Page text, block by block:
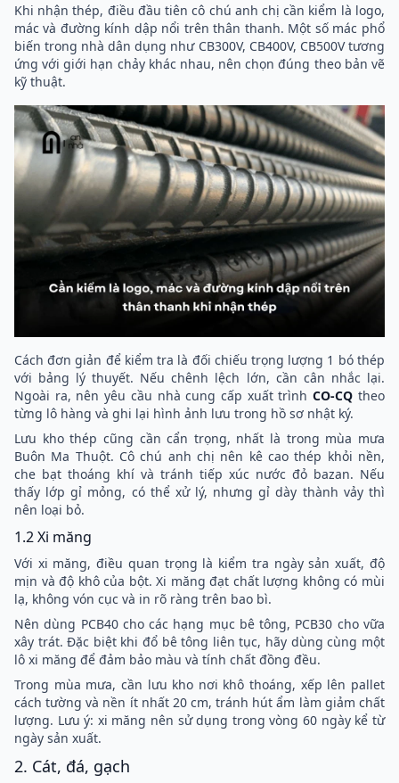
Khi nhận thép, điều đầu tiên cô chú anh chị cần kiểm là logo,
mác và đường kính dập nổi trên thân thanh. Một số mác phổ
biến trong nhà dân dụng như CB300V, CB400V, CB500V tương
ứng với giới hạn chảy khác nhau, nên chọn đúng theo bản vẽ
kỹ thuật.
Cách đơn giản để kiểm tra là đối chiếu trọng lượng 1 bó thép
với bảng lý thuyết. Nếu chênh lệch lớn, cần cân nhắc lại.
Ngoài ra, nên yêu cầu nhà cung cấp xuất trìnhCO-CQ theo
từng lô hàng và ghi lại hình ảnh lưu trong hồ sơ nhật ký.
Lưu kho thép cũng cần cẩn trọng, nhất là trong mùa mưa
Buôn Ma Thuột. Cô chú anh chị nên kê cao thép khỏi nền,
che bạt thoáng khí và tránh tiếp xúc nước đỏ bazan. Nếu
thấy lớp gỉ mỏng, có thể xử lý, nhưng gỉ dày thành vảy thì
nên loại bỏ.
1.2 Xi măng
Với xi măng, điều quan trọng là kiểm tra ngày sản xuất, độ
mịn và độ khô của bột. Xi măng đạt chất lượng không có mùi
lạ, không vón cục và in rõ ràng trên bao bì.
Nên dùng PCB40 cho các hạng mục bê tông, PCB30 cho vữa
xây trát. Đặc biệt khi đổ bê tông liên tục, hãy dùng cùng một
lô xi măng để đảm bảo màu và tính chất đồng đều.
Trong mùa mưa, cần lưu kho nơi khô thoáng, xếp lên pallet
cách tường và nền ít nhất 20 cm, tránh hút ẩm làm giảm chất
lượng. Lưu ý: xi măng nên sử dụng trong vòng 60 ngày kể từ
ngày sản xuất.
2. Cát, đá, gạch